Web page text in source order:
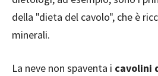
della "dieta del cavolo", che è
minerali.
La neve non spaventa i cavolini